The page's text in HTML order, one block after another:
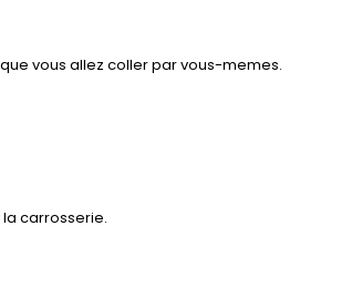
vous allez coller par vous-memes.
carrosserie.